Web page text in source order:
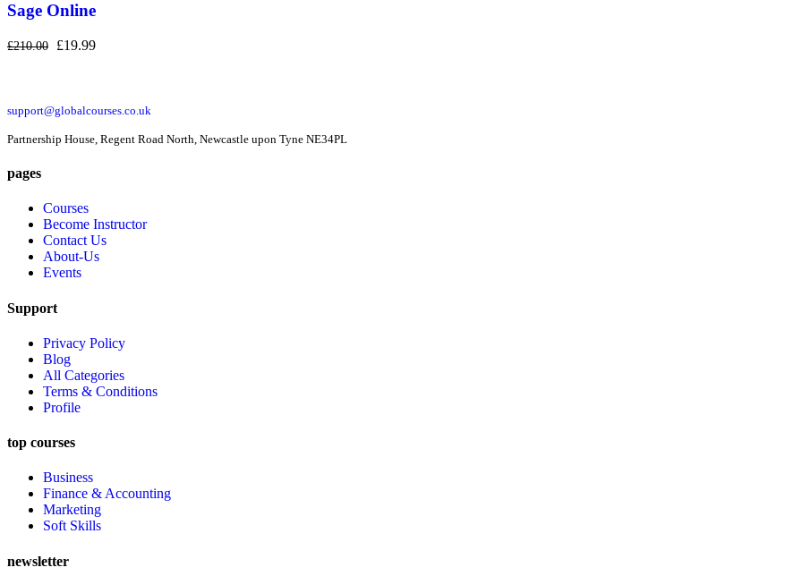
Sage Online
£210.00 £19.99
support@globalcourses.co.uk
Partnership House, Regent Road North, Newcastle upon Tyne NE34PL
pages
Courses
Become Instructor
Contact Us
About-Us
Events
Support
Privacy Policy
Blog
All Categories
Terms & Conditions
Profile
top courses
Business
Finance & Accounting
Marketing
Soft Skills
newsletter